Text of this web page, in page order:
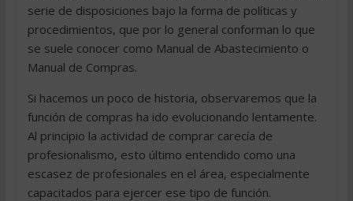
serie de disposiciones bajo la forma de políticas y
procedimientos, que por lo general conforman lo que
se suele conocer como Manual de Abastecimiento o
Manual de Compras.
Si hacemos un poco de historia, observaremos que la
función de compras ha ido evolucionando lentamente.
Al principio la actividad de comprar carecía de
profesionalismo, esto último entendido como una
escasez de profesionales en el área, especialmente
capacitados para ejercer ese tipo de función.